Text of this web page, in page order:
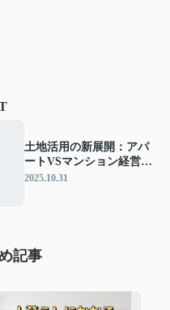
土地活用の新展開：アパ
ートVSマンション経営の
違いとは？メリット・デ
2025.10.31
記事